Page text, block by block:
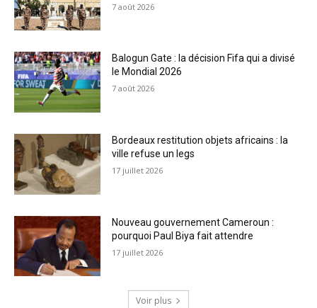
7 août 2026
Balogun Gate : la décision Fifa qui a divisé
le Mondial 2026
7 août 2026
Bordeaux restitution objets africains : la
ville refuse un legs
17 juillet 2026
Nouveau gouvernement Cameroun :
pourquoi Paul Biya fait attendre
17 juillet 2026
Voir plus